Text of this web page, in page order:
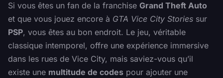
Si vous êtes un fan de la franchise Grand Theft Auto
et que vous jouez encore à GTA Vice City Stories sur
PSP, vous êtes au bon endroit. Le jeu, véritable
classique intemporel, offre une expérience immersive
dans les rues de Vice City, mais saviez-vous qu’il
existe une multitude de codes pour ajouter une